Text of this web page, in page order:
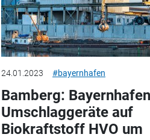
24.01.2023 #bayernhafen
Bamberg:
Umschlaggeräte auf
Biokraftstoff HVO um